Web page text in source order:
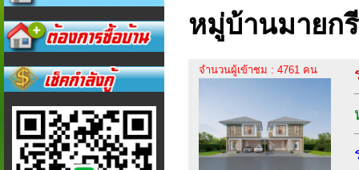
หมู่บ้านมายก
จำนวนผู้เข้าชม : 4761 คน